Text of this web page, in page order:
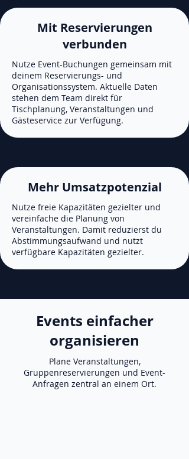
Mit Reservierungen
verbunden
Nutze Event-Buchungen gemeinsam mit
deinem Reservierungs- und
Organisationssystem. Aktuelle Daten
stehen dem Team direkt für
Tischplanung, Veranstaltungen und
Gästeservice zur Verfügung.
Mehr Umsatzpotenzial
Nutze freie Kapazitäten gezielter und
vereinfache die Planung von
Veranstaltungen. Damit reduzierst du
Abstimmungsaufwand und nutzt
verfügbare Kapazitäten gezielter.
Events einfacher
organisieren
Plane Veranstaltungen,
Gruppenreservierungen und Event-
Anfragen zentral an einem Ort.